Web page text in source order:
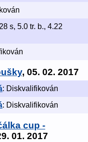
s, 5.0 tr. b., 4.22
, 05. 02. 2017
: Diskvalifikován
: Diskvalifikován
cup -
01. 2017